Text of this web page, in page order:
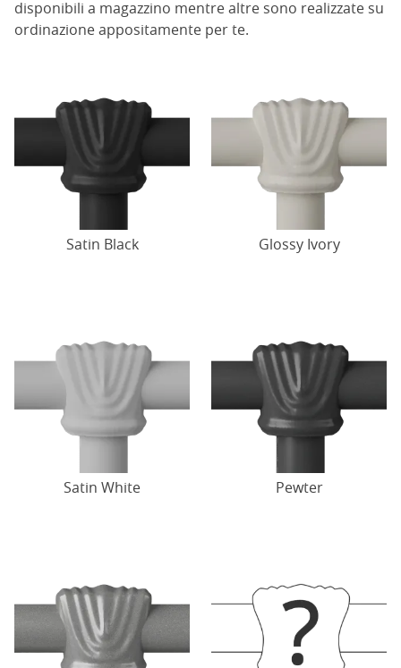
disponibili a magazzino mentre altre sono realizzate su
ordinazione appositamente per te.
Satin Black Glossy Ivory
Satin White Pewter